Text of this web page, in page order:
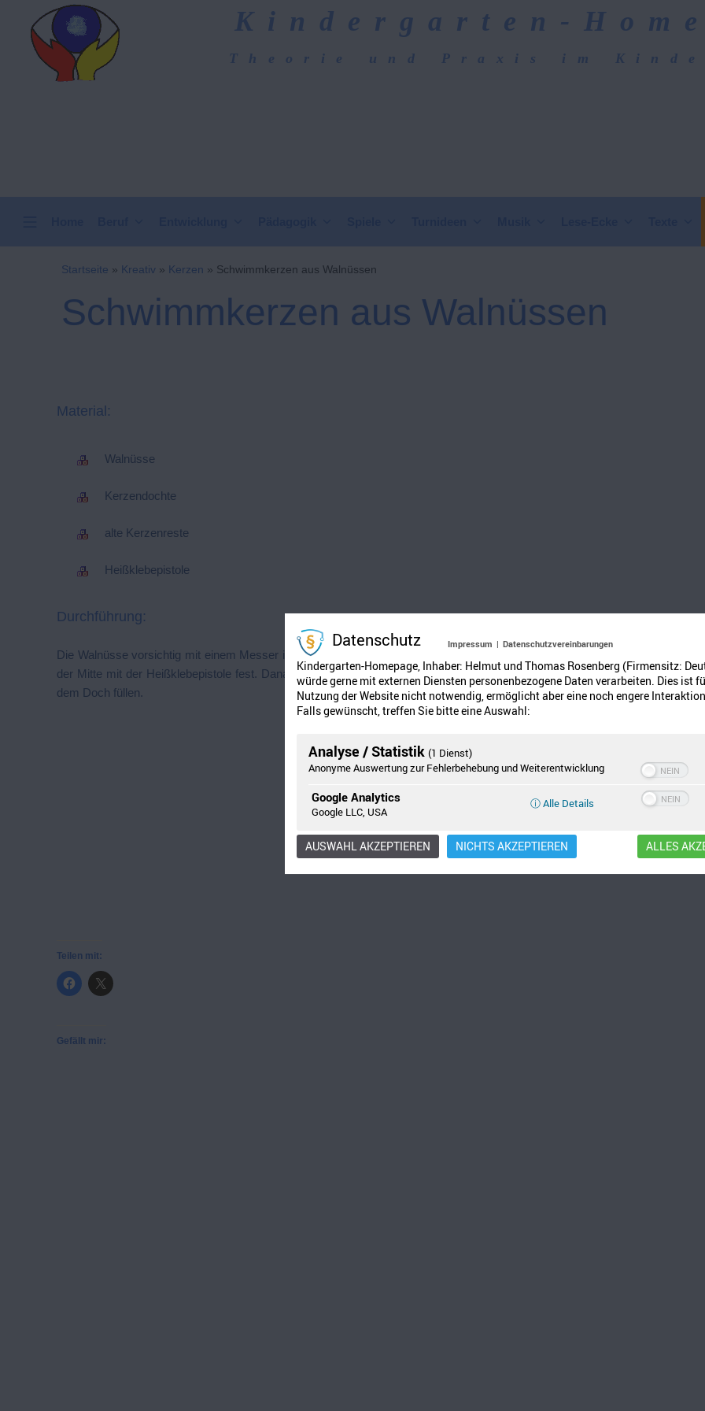
springen
Kindergarten-
Theorie und Praxis im
Startseite » Kreativ » Kerzen » Schwimmkerzen aus Walnüssen
Schwimmkerzen aus Walnüssen
Material:
Walnüsse
Kerzendochte
alte Kerzenreste
Heißklebepistole
Durchführung:
Die Walnüsse vorsichtig mit einem Messer in zwei Hälften teilen. Dann den gesamten Inhalt entfernen. Nun klebt man ein
der Mitte mit der Heißklebepistole fest. Danach die Kerzenreste in einem alten Topf auf dem Herd schmelzen und in die
dem Doch füllen.
Teilen mit:
Gefällt mir:
Datenschutz Impressum | Datenschutzvereinbarungen
Kindergarten-Homepage, Inhaber: Helmut und Thomas Rosenberg (Firmensitz:
würde gerne mit externen Diensten personenbezogene Daten verarbeiten. Dies ist
Nutzung der Website nicht notwendig, ermöglicht aber eine noch engere
Falls gewünscht, treffen Sie bitte eine Auswahl:
Analyse / Statistik (1 Dienst)
Anonyme Auswertung zur Fehlerbehebung und Weiterentwicklung
Google Analytics
Google LLC, USA
ⓘ Alle Details
AUSWAHL AKZEPTIEREN NICHTS AKZEPTIEREN ALLES